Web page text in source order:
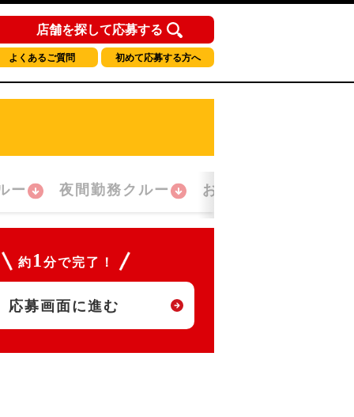
店舗を探して応募する
よくあるご質問 初めて応募する方へ
ー 夜間勤務クルー おかえり！クルー
約 1 分で完了！
応募画面に進む